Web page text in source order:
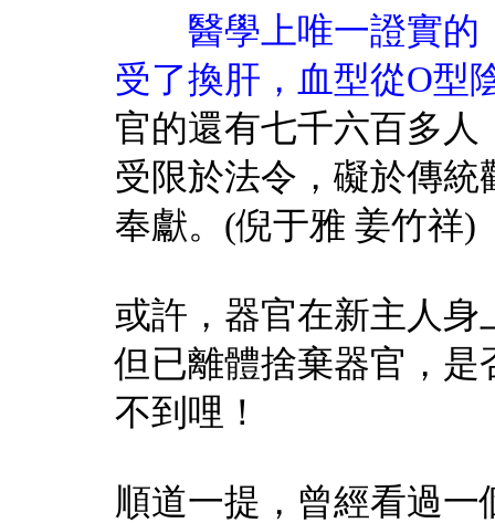
醫學上唯一證實的
受了換肝，血型從O型
官的還有七千六百多
受限於法令，礙於傳
奉獻。(倪于雅 姜竹祥)
或許，器官在新主人
但已離體捨棄器官，
不到哩！
順道一提，曾經看過